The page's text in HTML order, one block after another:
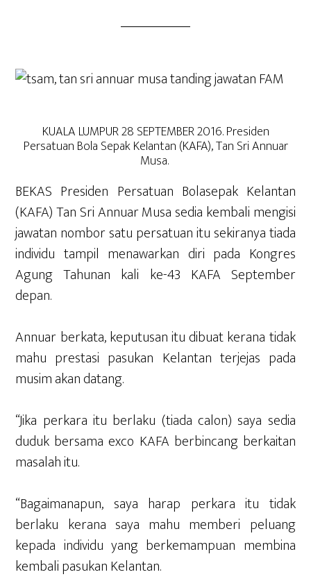
KUALA LUMPUR 28 SEPTEMBER 2016. Presiden
Persatuan Bola Sepak Kelantan (KAFA), Tan Sri Annuar
Musa.
BEKAS Presiden Persatuan Bolasepak Kelantan
(KAFA) Tan Sri Annuar Musa sedia kembali mengisi
jawatan nombor satu persatuan itu sekiranya tiada
individu tampil menawarkan diri pada Kongres
Agung Tahunan kali ke-43 KAFA September
depan.
Annuar berkata, keputusan itu dibuat kerana tidak
mahu prestasi pasukan Kelantan terjejas pada
musim akan datang.
“Jika perkara itu berlaku (tiada calon) saya sedia
duduk bersama exco KAFA berbincang berkaitan
masalah itu.
“Bagaimanapun, saya harap perkara itu tidak
berlaku kerana saya mahu memberi peluang
kepada individu yang berkemampuan membina
kembali pasukan Kelantan.